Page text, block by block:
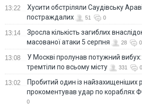
13:22
Хусити обстріляли Саудівську
постраждалих
51 0
13:14
Зросла кількість загиблих
масованої атаки 5 серпня
28 0
13:08
У Москві пролунав потужний вибух:
тремтіли по всьому місту
331 0
13:02
Пробитий один із найзахищеніших
прокоментував удар по кораблях
0